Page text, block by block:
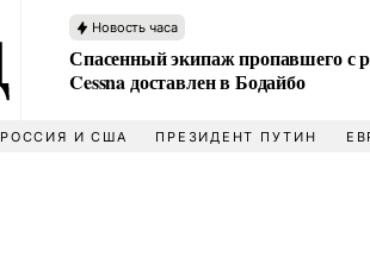
Новость часа
Спасенный экипаж пропавшего с
Cessna доставлен в Бодайбо
РОССИЯ И США ПРЕЗИДЕНТ ПУТИН